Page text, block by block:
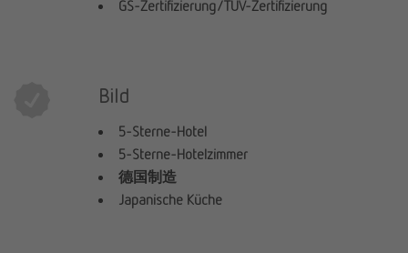
GS-Zertifizierung/TÜV-Zertifizierung
Bild
5-Sterne-Hotel
5-Sterne-Hotelzimmer
德国制造
Japanische Küche